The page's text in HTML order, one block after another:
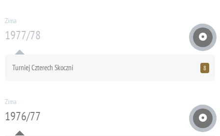
Zima
1977/78
Turniej Czterech Skoczni 8
Zima
1976/77